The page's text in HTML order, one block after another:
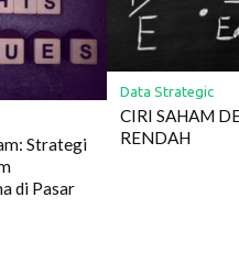
Strategi
di Pasar
Data Strategic
CIRI SAHAM
RENDAH